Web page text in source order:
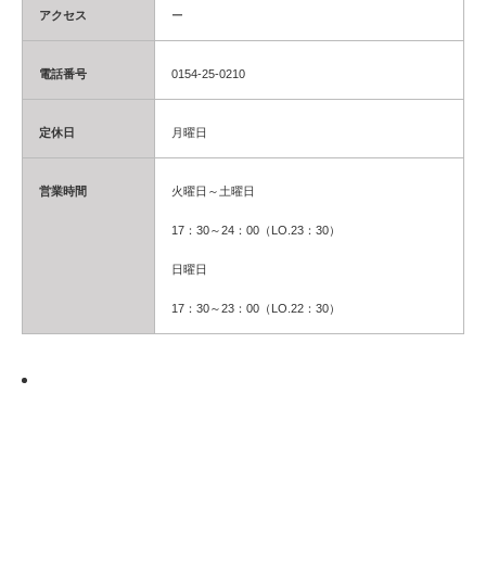
アクセス ー
電話番号 0154-25-0210
定休日 月曜日
営業時間 火曜日～土曜日
17：30～24：00（LO.23：30）
日曜日
17：30～23：00（LO.22：30）